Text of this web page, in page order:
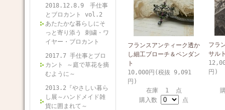
2018.12.8.9 手仕事
とブロカント vol.2
あたたかな暮らしにそ
っと寄り添う 刺繍・ワ
イヤー・ブロカント
2017.7 手仕事とブロ
カント ～庭で草花を摘
むように～
2013.2『やさしい暮ら
し展～ハンドメイド雑
貨に囲まれて～
フランスアンティーク透か
し細工ブローチ＆ペンダン
ト
10,000円(税抜 9,091
円)
在庫 1 点
購入数
点
フラ
サル
円)